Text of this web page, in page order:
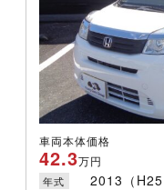
車両本体価格
42.3万円
年式 2013（H25